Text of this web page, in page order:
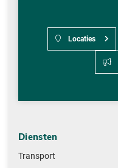
Locaties
Diensten
Transport